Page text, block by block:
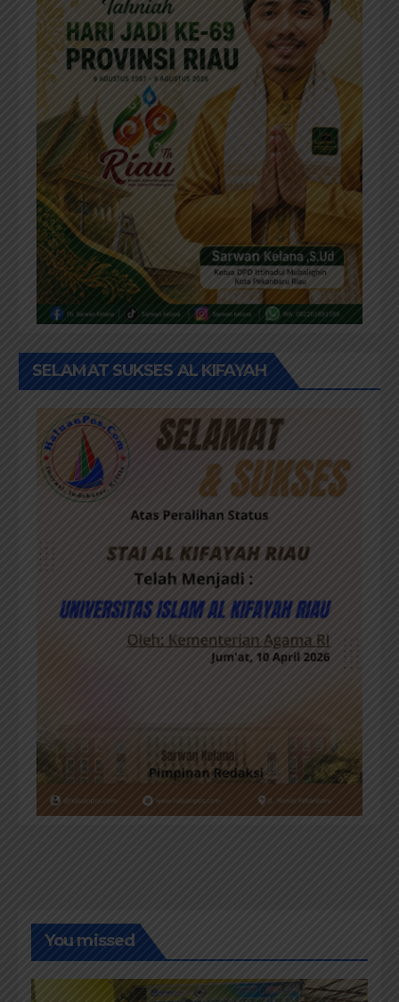
SELAMAT SUKSES AL KIFAYAH
You missed